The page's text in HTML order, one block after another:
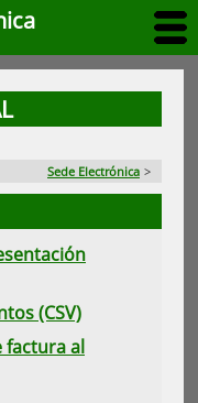
Sede Electrónica >
(CSV)
factura al